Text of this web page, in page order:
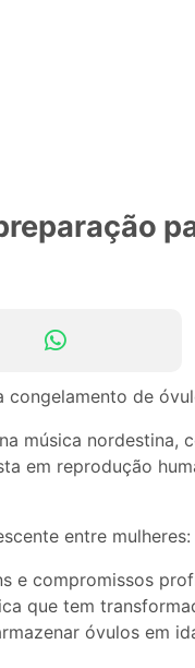
música nordestina,
em reprodução
entre
e compromissos
que tem
óvulos em